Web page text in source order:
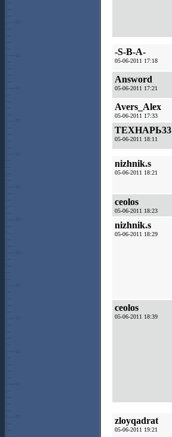
-S-B-A-
05-06-2011 17:18
Answord
05-06-2011 17:21
Avers_Alex
05-06-2011 17:33
ТЕХНАРЬ33
05-06-2011 18:11
nizhnik.s
05-06-2011 18:21
ceolos
05-06-2011 18:23
nizhnik.s
05-06-2011 18:29
ceolos
05-06-2011 18:39
zloyqadrat
05-06-2011 19:21